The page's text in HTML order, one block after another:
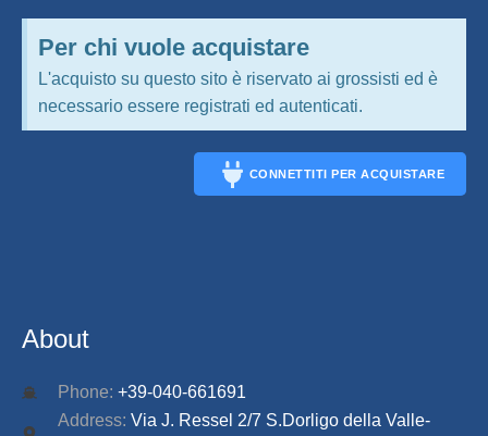
Per chi vuole acquistare
L'acquisto su questo sito è riservato ai grossisti ed è
necessario essere registrati ed autenticati.
CONNETTITI PER ACQUISTARE
About
Phone: +39-040-661691
Address: Via J. Ressel 2/7 S.Dorligo della Valle-